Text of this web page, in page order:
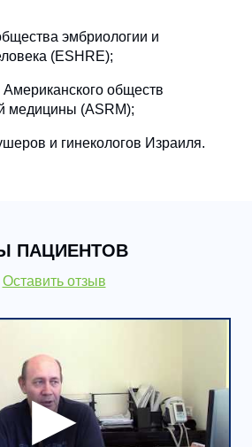
эмбриологии и
(ESHRE);
Американского обществ
медицины (ASRM);
и гинекологов Израиля.
ПАЦИЕНТОВ
Оставить отзыв